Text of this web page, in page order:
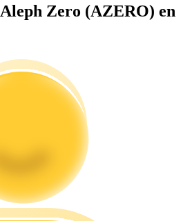
Zero (AZERO) en